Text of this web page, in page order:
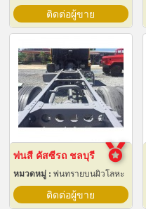
ติดต่อผู้ขาย
พ่นสี คัสซีรถ ชลบุรี
หมวดหมู่ : พ่นทรายบนผิวโลหะ
ติดต่อผู้ขาย